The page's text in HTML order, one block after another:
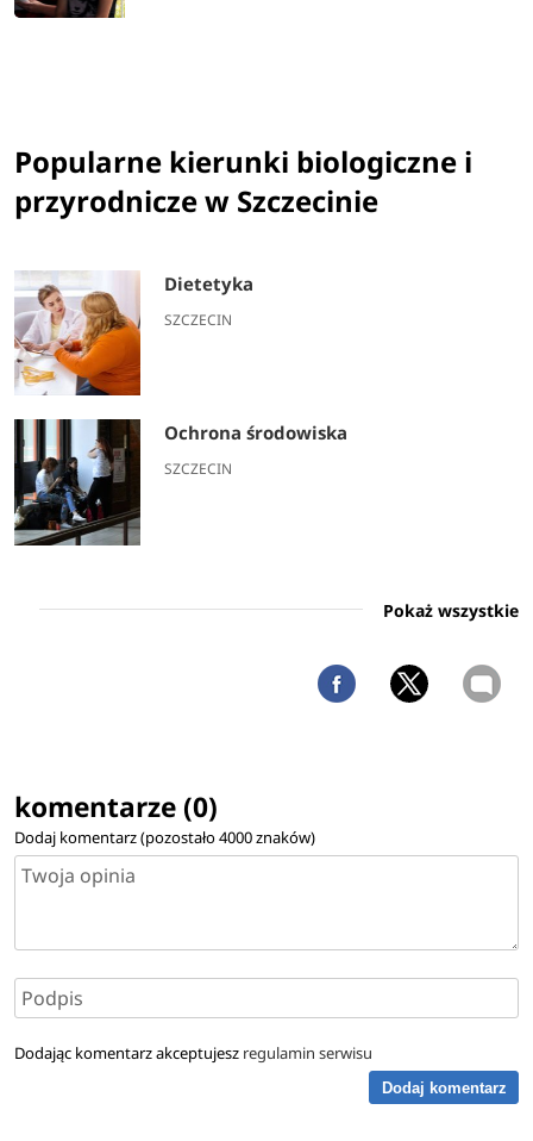
Popularne kierunki biologiczne i
przyrodnicze w Szczecinie
Dietetyka
SZCZECIN
Ochrona środowiska
SZCZECIN
Pokaż wszystkie
komentarze (0)
Dodaj komentarz (pozostało4000znaków)
Dodając komentarz akceptujesz regulamin serwisu
Dodaj komentarz